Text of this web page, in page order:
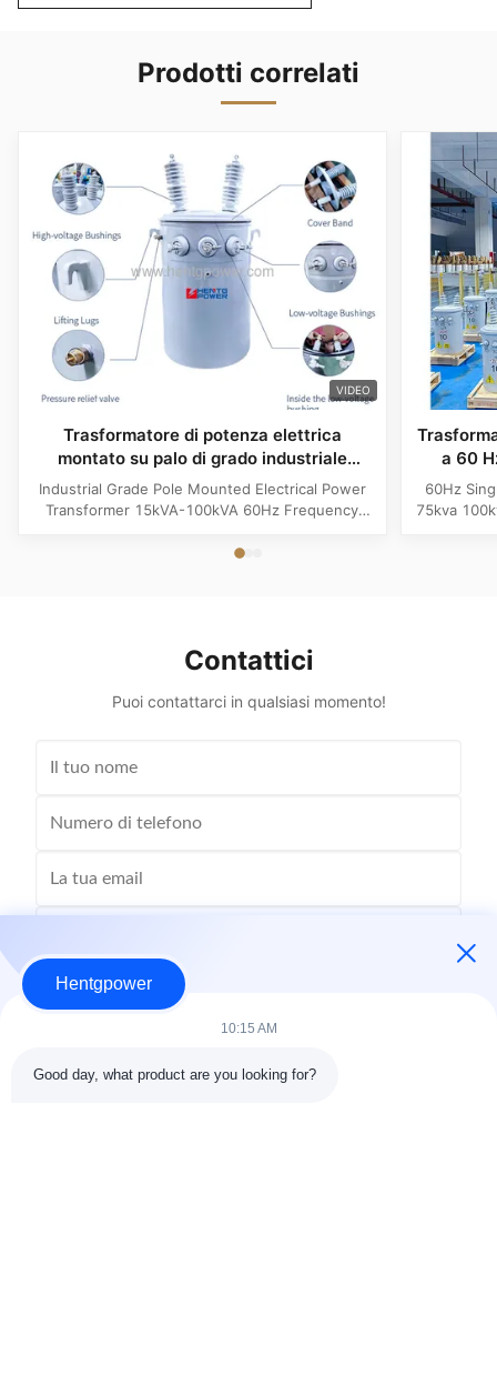
Prodotti correlati
VIDEO
Trasformatore di potenza elettrica
montato su palo di grado industriale
15kVA-100kVA 60Hz Frequenza
Industrial Grade Pole Mounted Electrical Power
Transformer 15kVA-100kVA 60Hz Frequency
Frequency 60Hz Phase Single Phase Application
a 60
60Hz
75kva
Contattici
Puoi contattarci in qualsiasi momento!
Hentgpower
10:15 AM
Good day, what product are you looking for?